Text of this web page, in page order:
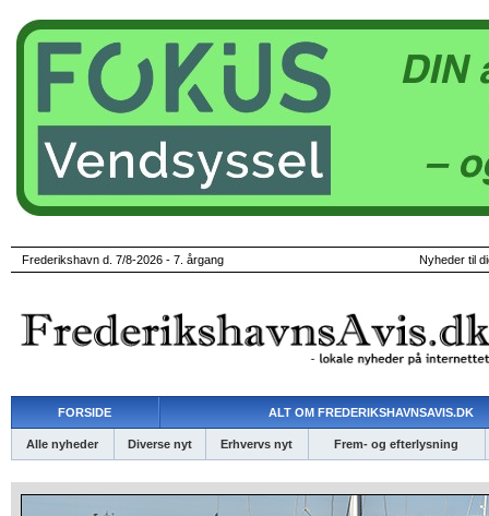
Frederikshavn d. 7/8-2026 - 7. årgang Nyheder til
FORSIDE ALT OM FREDERIKSHAVNSAVIS.DK
Alle nyheder Diverse nyt Erhvervs nyt Frem- og efterlysning